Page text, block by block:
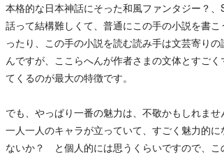
本格的な日本神話にそった和風ファンタジー？
話って結構難しくて、普通にこの手の小説を書
ったり、この手の小説を読む読み手は文芸寄り
んですが、ここらへんが作者さまの文体とすご
てくるのが最大の特徴です。
でも、やっぱり一番の魅力は、不敬かもしれま
一人一人のキャラが立っていて、すごく魅力的
ないか？ と個人的には思うくらいですので、こ